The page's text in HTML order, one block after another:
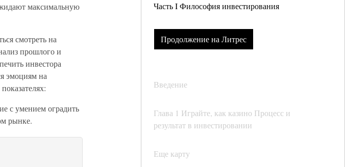
Часть I Философия инвестирования
Продолжение на Литрес
Введение
Глава 1 Играйте, как казино Процесс и
результат в инвестировании
Еще карту
максимальную
смотреть на
прошлого и
инвестора
эмоциям на
с умением оградить
рынке.